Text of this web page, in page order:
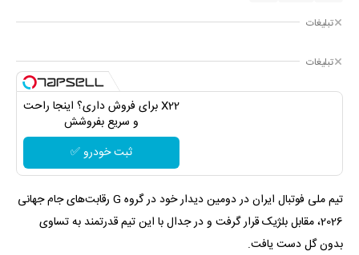
تبلیغات
تبلیغات
X22 برای فروش داری؟ اینجا راحت
و سریع بفروشش
ثبت خودرو ✅
تیم ملی فوتبال ایران در دومین دیدار خود در گروه G رقابت‌های جام جهانی
2026، مقابل بلژیک قرار گرفت و در جدال با این تیم قدرتمند به تساوی
بدون گل دست یافت.